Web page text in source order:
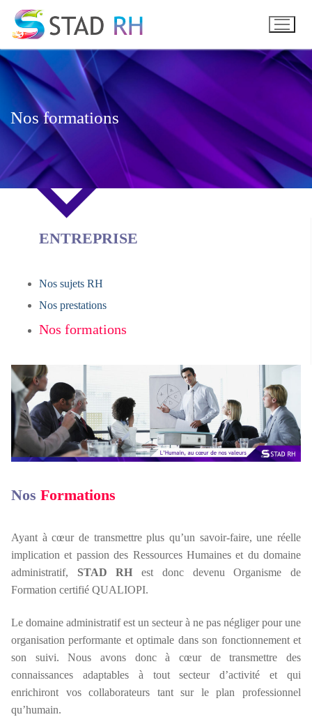
Aller
Accueil
Entreprise
Particulier
Nos formations
Nos formations
ENTREPRISE
Nos sujets RH
Nos prestations
Nos formations
Nos Formations
Ayant à cœur de transmettre plus qu’un savoir-faire, une réelle
implication et passion des Ressources Humaines et du domaine
administratif, STAD RH est donc devenu Organisme de
Formation certifié QUALIOPI.
Le domaine administratif est un secteur à ne pas négliger pour une
organisation performante et optimale dans son fonctionnement et
son suivi. Nous avons donc à cœur de transmettre des
connaissances adaptables à tout secteur d’activité et qui
enrichiront vos collaborateurs tant sur le plan professionnel
qu’humain.